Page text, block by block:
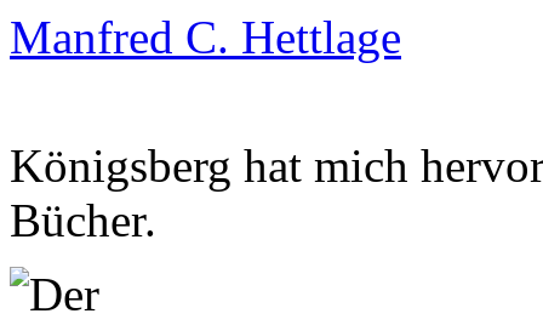
Manfred C. Hettlage
Königsberg hat mich
Bücher.